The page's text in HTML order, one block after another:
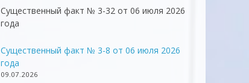
Существенный факт № 3-32 от 06 июля 2026
года
Существенный факт № 3-8 от 06 июля 2026
года
09.07.2026